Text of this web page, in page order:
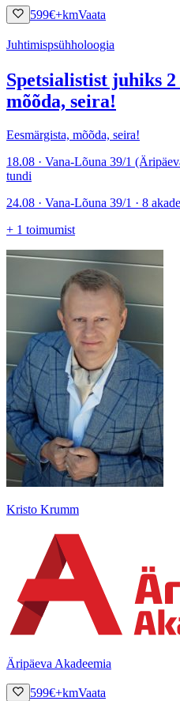
599€+kmVaata
Juhtimispsühholoogia
Spetsialistist juhiks
mõõda, seira!
Eesmärgista, mõõda, seira!
18.08 · Vana-Lõuna 39/1
tundi
24.08 · Vana-Lõuna 39/1 · 8
+ 1 toimumist
Kristo Krumm
Äripäeva Akadeemia
599€+kmVaata